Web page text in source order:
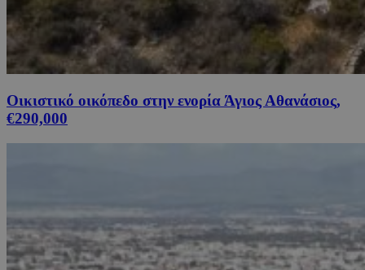
Οικιστικό οικόπεδο στην ενορία Άγιος Αθανάσιος,
€290,000